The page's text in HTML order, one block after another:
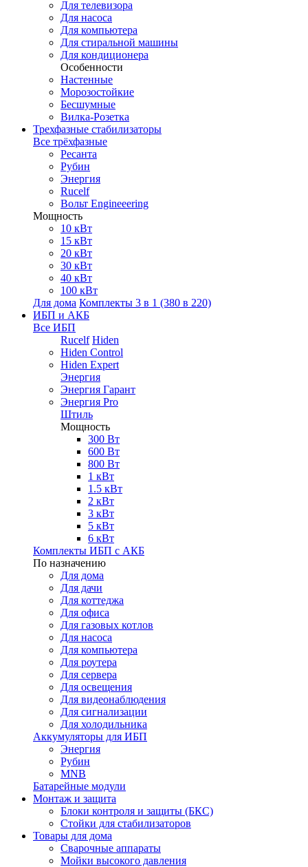
Для телевизора
Для насоса
Для компьютера
Для стиральной машины
Для кондиционера
Особенности
Настенные
Морозостойкие
Бесшумные
Вилка-Розетка
Трехфазные стабилизаторы
Все трёхфазные
Ресанта
Рубин
Энергия
Rucelf
Вольт Engineeering
Мощность
10 кВт
15 кВт
20 кВт
30 кВт
40 кВт
100 кВт
Для дома Комплекты 3 в 1 (380 в 220)
ИБП и АКБ
Все ИБП
Rucelf Hiden
Hiden Control
Hiden Expert
Энергия
Энергия Гарант
Энергия Pro
Штиль
Мощность
300 Вт
600 Вт
800 Вт
1 кВт
1.5 кВт
2 кВт
3 кВт
5 кВт
6 кВт
Комплекты ИБП с АКБ
По назначению
Для дома
Для дачи
Для коттеджа
Для офиса
Для газовых котлов
Для насоса
Для компьютера
Для роутера
Для сервера
Для освещения
Для видеонаблюдения
Для сигнализации
Для холодильника
Аккумуляторы для ИБП
Энергия
Рубин
MNB
Батарейные модули
Монтаж и защита
Блоки контроля и защиты (БКС)
Стойки для стабилизаторов
Товары для дома
Сварочные аппараты
Мойки высокого давления